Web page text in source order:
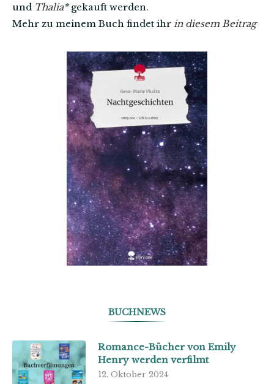
und Thalia*gekauft werden.
Mehr zu meinem Buch findet ihr in diesem Beitrag
BUCHNEWS
Romance-Bücher von Emily
Henry werden verfilmt
12. Oktober 2024